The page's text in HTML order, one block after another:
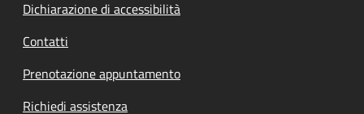
Dichiarazione di accessibilità
Contatti
Prenotazione appuntamento
Richiedi assistenza